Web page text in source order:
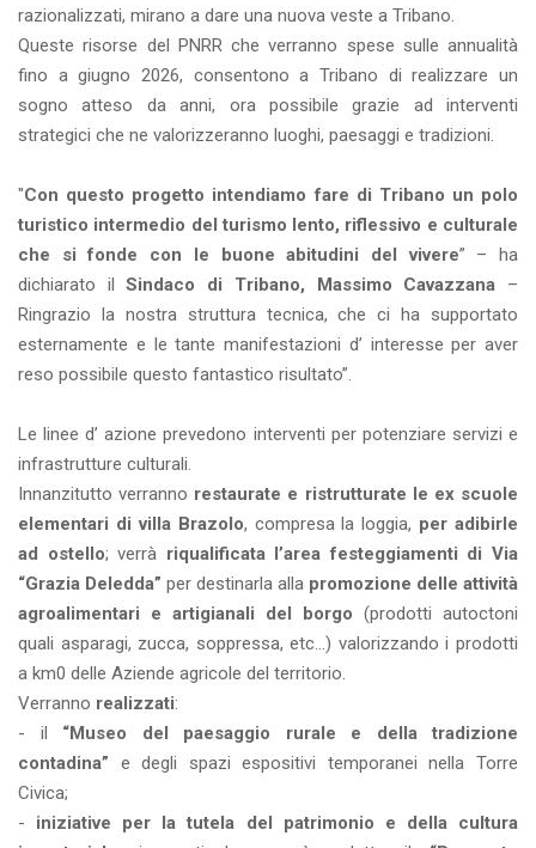
razionalizzati, mirano a dare una nuova veste a Tribano.
Queste risorse del PNRR che verranno spese sulle annualità
fino a giugno 2026, consentono a Tribano di realizzare un
sogno atteso da anni, ora possibile grazie ad interventi
strategici che ne valorizzeranno luoghi, paesaggi e tradizioni.
"Con questo progetto intendiamo fare di Tribano un polo
turistico intermedio del turismo lento, riflessivo e culturale
che si fonde con le buone abitudini del vivere” – ha
dichiarato ilSindaco di Tribano, Massimo Cavazzana –
Ringrazio la nostra struttura tecnica, che ci ha supportato
esternamente e le tante manifestazioni d’ interesse per aver
reso possibile questo fantastico risultato”.
Le linee d’ azione prevedono interventi per potenziare servizi e
infrastrutture culturali.
Innanzitutto verranno restaurate e ristrutturate le ex scuole
elementari di villa Brazolo, compresa la loggia, per adibirle
ad ostello; verrà riqualificata l’area festeggiamenti di Via
“Grazia Deledda” per destinarla alla promozione delle attività
agroalimentari e artigianali del borgo (prodotti autoctoni
quali asparagi, zucca, soppressa, etc…) valorizzando i prodotti
a km0 delle Aziende agricole del territorio.
Verranno realizzati:
- il “Museo del paesaggio rurale e della tradizione
contadina” e degli spazi espositivi temporanei nella Torre
Civica;
- iniziative per la tutela del patrimonio e della cultura